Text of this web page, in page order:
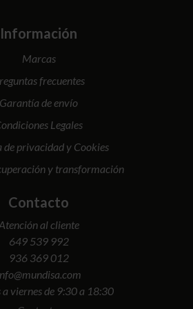
Información
Marcas
frecuentes
Garantía de envío
Legales
de privacidad y Cookies
y transformación
Contacto
al cliente
649 539 992
936 369 012
a viernes de 9:30 a 18:30